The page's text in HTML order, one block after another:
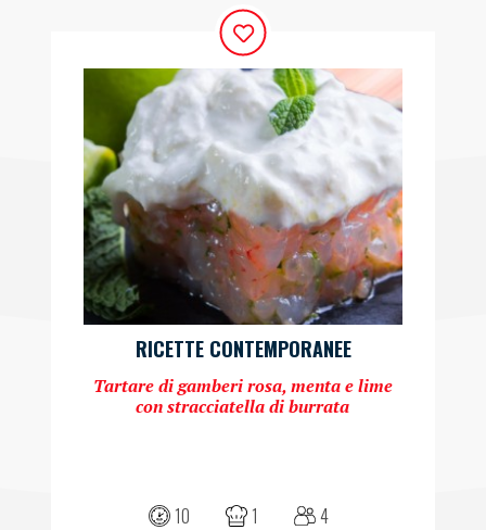
RICETTE CONTEMPORANEE
Tartare di gamberi rosa, menta e lime
con stracciatella di burrata
10 1 4